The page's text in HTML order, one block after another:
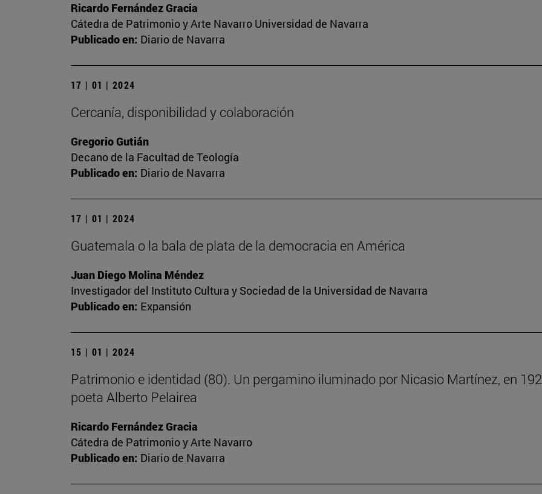
Ricardo Fernández Gracia
Cátedra de Patrimonio y Arte Navarro Universidad de Navarra
Publicado en: Diario de Navarra
17 | 01 | 2024
Cercanía, disponibilidad y colaboración
Gregorio Gutián
Decano de la Facultad de Teología
Publicado en: Diario de Navarra
17 | 01 | 2024
Guatemala o la bala de plata de la democracia en América
Juan Diego Molina Méndez
Investigador del Instituto Cultura y Sociedad de la Universidad de Navarra
Publicado en: Expansión
15 | 01 | 2024
Patrimonio e identidad (80). Un pergamino iluminado por Nicasio Martínez, en
poeta Alberto Pelairea
Ricardo Fernández Gracia
Cátedra de Patrimonio y Arte Navarro
Publicado en: Diario de Navarra